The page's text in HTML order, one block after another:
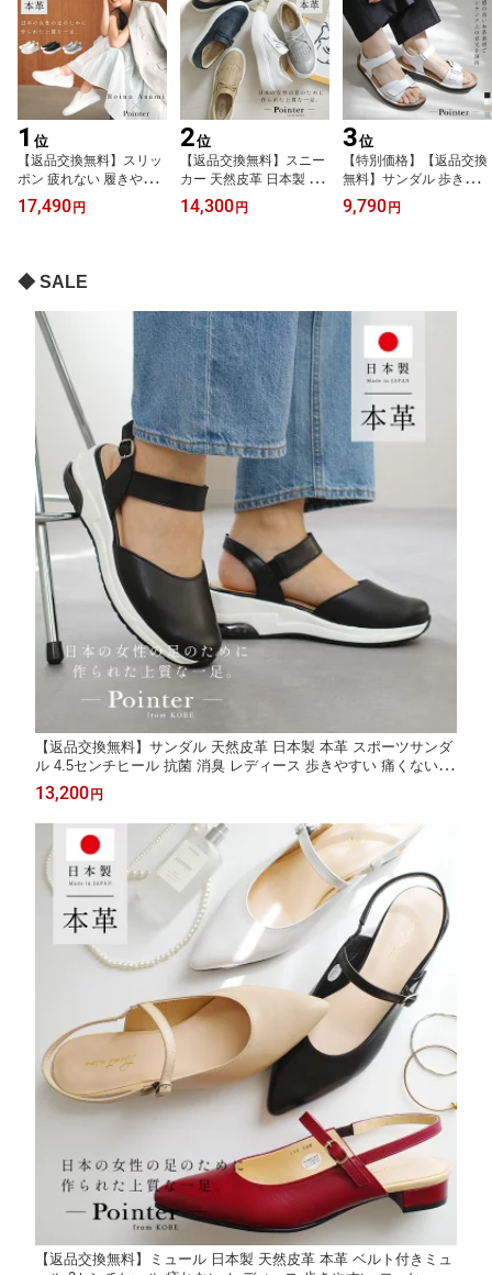
1 位
【返品交換無料】スリッ
ポン 疲れない 履きやす
い 浅見れいなさん×Point
erコラボ 日本製 上質本
ィース 天然皮革 痛くな
い ブラック ホワイト シ
ルバー 22.5 24.5 軽量 軽
い 紐なし 柔らか ストレ
スフリー 通勤
17,490円
2位
【返品交換無料】スニー
カー 天然皮革 日本製 本
革 タッセルスニーカー 3.
5センチヒール 牛革 レデ
い 外反母趾 3E トラベル
旅行 Pointer ポインター
14,300円
3位
【特別価格】【返品交換
無料】サンダル 歩きやす
い ウエッジソール スト
ラップサンダル クッショ
ワイト シルバー ベージ
ュ 22.5 24.5 脱げない 3E
mintdrop ミントドロップ
9,790円
◆ SALE
【返品交換無料】サンダル 天然皮革 日本製 本革 スポーツサンダ
ル 4.5センチヒール 抗菌 消臭 レディース 歩きやすい 痛くない ブ
ラック グレー ブラウン 22.5 24.5 春夏 3E ウエッジソール 低反発
ラウンドトゥ 痛くない
13,200円
【返品交換無料】ミュール 日本製 天然皮革 本革 ベルト付きミュ